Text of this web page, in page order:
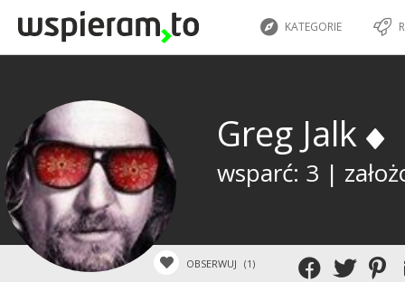
KATEGORIE
Greg Jalk
wsparć: 3 |
OBSERWUJ (1)